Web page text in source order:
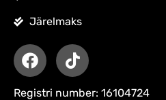
Järelmaks
Registri number: 16104724